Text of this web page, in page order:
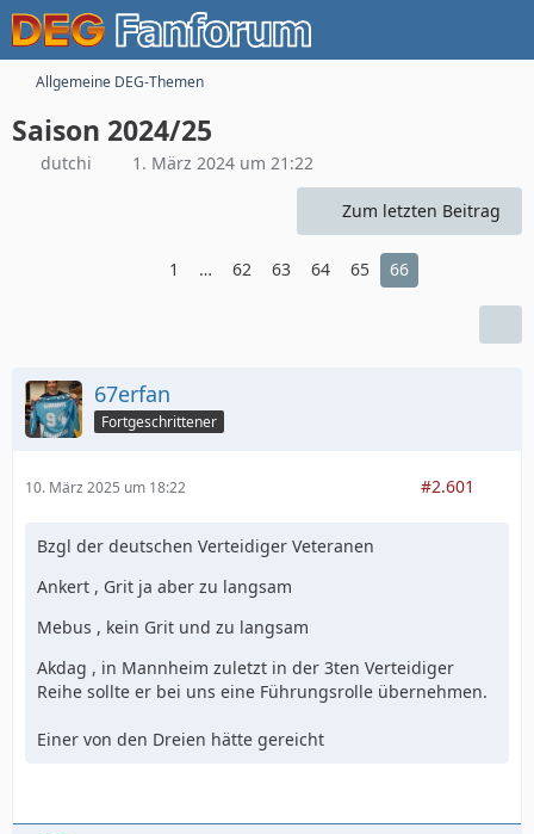
Allgemeine DEG-Themen
Saison 2024/25
dutchi 1. März 2024 um 21:22
Zum letzten Beitrag
1 … 62 63 64 65 66
67erfan
Fortgeschrittener
10. März 2025 um 18:22 #2.601
Bzgl der deutschen Verteidiger Veteranen
Ankert , Grit ja aber zu langsam
Mebus , kein Grit und zu langsam
Akdag , in Mannheim zuletzt in der 3ten Verteidiger
Reihe sollte er bei uns eine Führungsrolle übernehmen.
Einer von den Dreien hätte gereicht